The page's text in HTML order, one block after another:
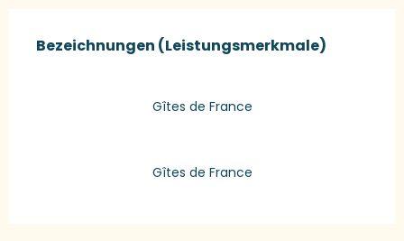
Bezeichnungen (Leistungsmerkmale)
Bezeichnungen (Leistungsmerkmale)
Gîtes de France
Gîtes de France